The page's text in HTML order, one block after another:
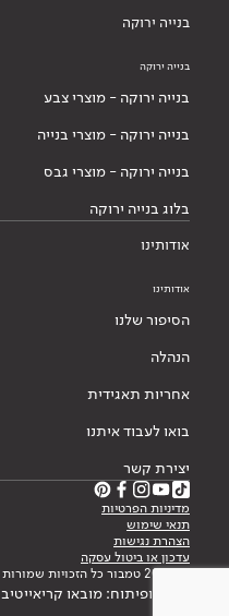
בנייה ירוקה
בנייה ירוקה
בנייה ירוקה - מוצרי צבע
בנייה ירוקה - מוצרי בנייה
בנייה ירוקה - מוצרי גבס
בלוג בנייה ירוקה
אודותינו
אודותינו
הסיפור שלנו
הנהלה
אחריות תאגידית
בואו לעבוד איתנו
יצירת קשר
מדיניות הפרטיות
תנאי שימוש
הצהרת נגישות
עדכון או ביטול עסקה
© 2026 טמבור כל הזכויות שמורות
עיצוב ופיתוח: מובאו קריאייטיב